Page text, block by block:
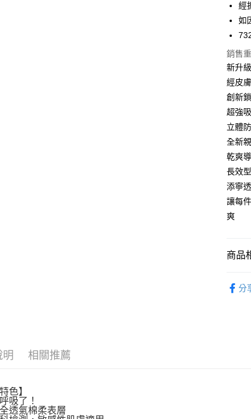
相關說
【關
便利
１．
３．
【「
１．
付」
２．
３
／
※ 請
絡購
付客
１．
ATM
運送
宅配
每筆
離島
每筆
經
如
銷售
新升
經皮
創新
超強
立體
全新
乾爽
長效
添寧
讓每
爽
商品
分
明 相關推薦
色】
吸了！
透氣棉柔表層